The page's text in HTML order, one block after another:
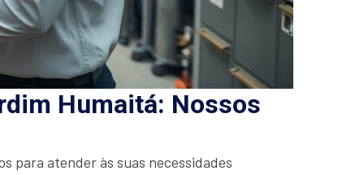
Humaitá: Nossos
para atender às suas necessidades